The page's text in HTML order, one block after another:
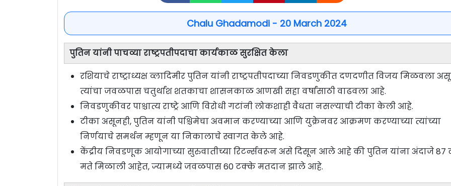
Chalu Ghadamodi - 20 March 2024
पुतिन यांनी पाचव्या राष्ट्रपतीपदाचा कार्यकाळ सुरक्षित केला
रशियाचे राष्ट्राध्यक्ष व्लादिमीर पुतिन यांनी राष्ट्रपतीपदाच्या निवडणुकीत दणदणीत विजय मिळवला
त्यांचा जवळपास चतुर्थांश शतकाचा शासनकाळ आणखी सहा वर्षांसाठी वाढवला आहे.
निवडणुकीवर पाश्चात्य राष्ट्रे आणि विरोधी गटांनी लोकशाही वैधता नसल्याची टीका केली आहे.
टीका असूनही, पुतिन यांनी पश्चिमेचा अवमान करण्याच्या आणि युक्रेनवर आक्रमण करण्याच्या त्यांच्या
निर्णयाचे समर्थन म्हणून या निकालाचे स्वागत केले आहे.
केंद्रीय निवडणूक आयोगाच्या सुरुवातीच्या रिटर्न्सवरून असे दिसून आले आहे की पुतिन यांना अंदाजे
मते मिळाली आहेत, ज्यामध्ये जवळपास 60 टक्के मतदान झाले आहे.